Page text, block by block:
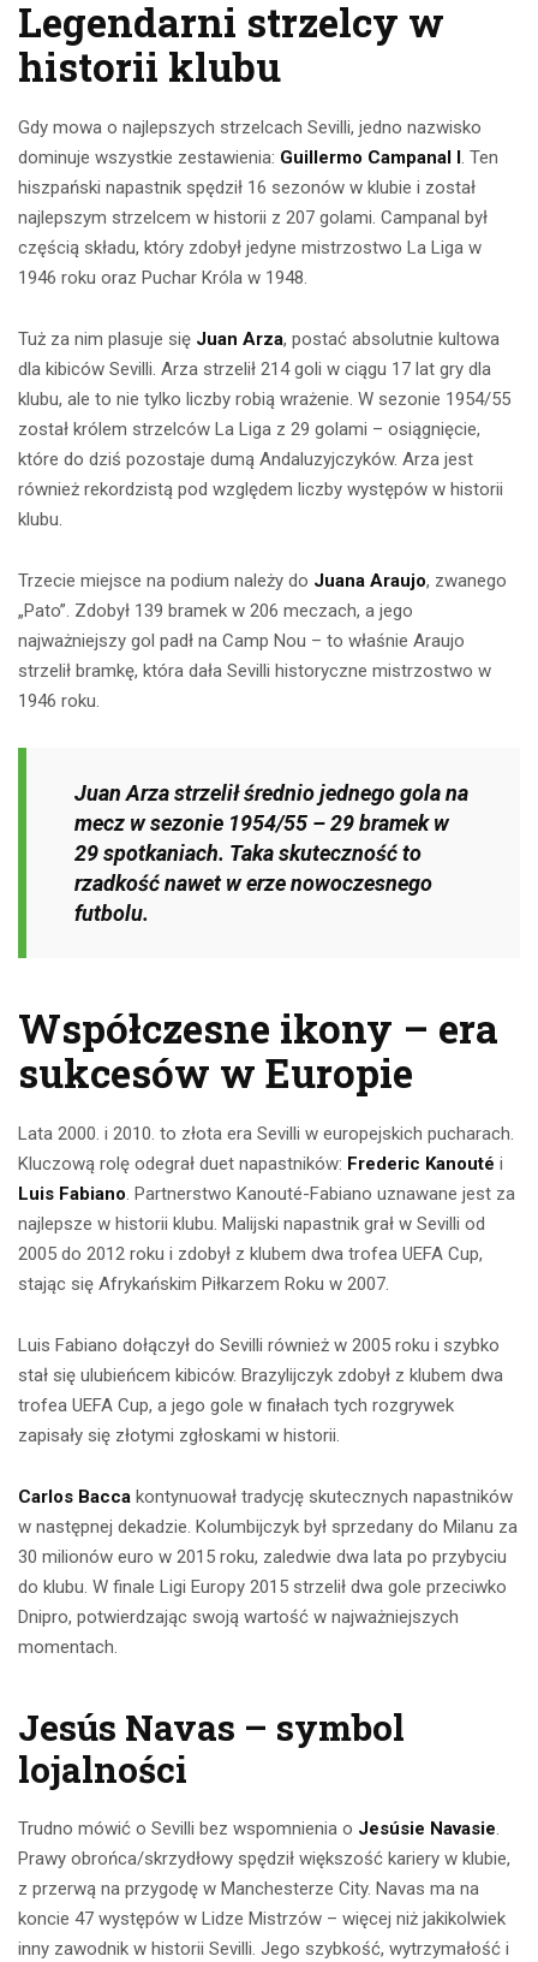
Legendarni strzelcy w
historii klubu
Gdy mowa o najlepszych strzelcach Sevilli, jedno nazwisko
dominuje wszystkie zestawienia: Guillermo Campanal I. Ten
hiszpański napastnik spędził 16 sezonów w klubie i został
najlepszym strzelcem w historii z 207 golami. Campanal był
częścią składu, który zdobył jedyne mistrzostwo La Liga w
1946 roku oraz Puchar Króla w 1948.
Tuż za nim plasuje się Juan Arza, postać absolutnie kultowa
dla kibiców Sevilli. Arza strzelił 214 goli w ciągu 17 lat gry dla
klubu, ale to nie tylko liczby robią wrażenie. W sezonie 1954/55
został królem strzelców La Liga z 29 golami – osiągnięcie,
które do dziś pozostaje dumą Andaluzyjczyków. Arza jest
również rekordzistą pod względem liczby występów w historii
klubu.
Trzecie miejsce na podium należy do Juana Araujo, zwanego
„Pato”. Zdobył 139 bramek w 206 meczach, a jego
najważniejszy gol padł na Camp Nou – to właśnie Araujo
strzelił bramkę, która dała Sevilli historyczne mistrzostwo w
1946 roku.
Juan Arza strzelił średnio jednego gola na
mecz w sezonie 1954/55 – 29 bramek w
29 spotkaniach. Taka skuteczność to
rzadkość nawet w erze nowoczesnego
futbolu.
Współczesne ikony – era
sukcesów w Europie
Lata 2000. i 2010. to złota era Sevilli w europejskich pucharach.
Kluczową rolę odegrał duet napastników: Frederic Kanouté i
Luis Fabiano. Partnerstwo Kanouté-Fabiano uznawane jest za
najlepsze w historii klubu. Malijski napastnik grał w Sevilli od
2005 do 2012 roku i zdobył z klubem dwa trofea UEFA Cup,
stając się Afrykańskim Piłkarzem Roku w 2007.
Luis Fabiano dołączył do Sevilli również w 2005 roku i szybko
stał się ulubieńcem kibiców. Brazylijczyk zdobył z klubem dwa
trofea UEFA Cup, a jego gole w finałach tych rozgrywek
zapisały się złotymi zgłoskami w historii.
Carlos Bacca kontynuował tradycję skutecznych napastników
w następnej dekadzie. Kolumbijczyk był sprzedany do Milanu za
30 milionów euro w 2015 roku, zaledwie dwa lata po przybyciu
do klubu. W finale Ligi Europy 2015 strzelił dwa gole przeciwko
Dnipro, potwierdzając swoją wartość w najważniejszych
momentach.
Jesús Navas – symbol
lojalności
Trudno mówić o Sevilli bez wspomnienia o Jesúsie Navasie.
Prawy obrońca/skrzydłowy spędził większość kariery w klubie,
z przerwą na przygodę w Manchesterze City. Navas ma na
koncie 47 występów w Lidze Mistrzów – więcej niż jakikolwiek
inny zawodnik w historii Sevilli. Jego szybkość, wytrzymałość i